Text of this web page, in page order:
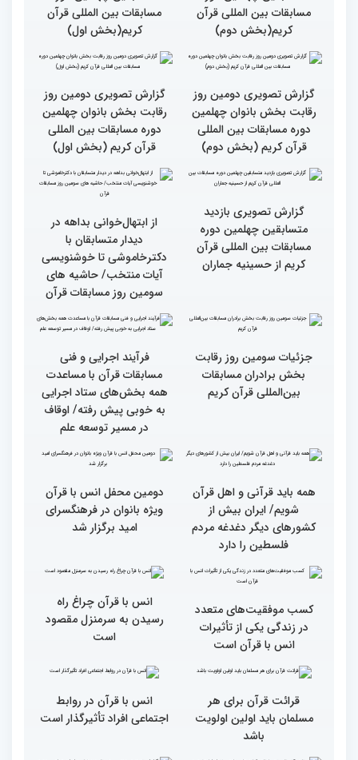
صمیمی رئیس سازمان اوقاف
خواهران و برادران،
متسابقین چهلمین دوره
مسابقات بین المللی قرآن
کریم(بخش دوم)
صمیمی رئیس سازمان اوقاف
خواهران و برادران،
متسابقین چهلمین دوره
مسابقات بین المللی قرآن
کریم(بخش اول)
گزارش تصویری دومین روز
رقابت بخش بانوان چهلمین
دوره مسابقات بین المللی
قرآن کریم (بخش دوم)
گزارش تصویری دومین روز
رقابت بخش بانوان چهلمین
دوره مسابقات بین المللی
قرآن کریم (بخش اول)
گزارش تصویری بازدید
متسابقین چهلمین دوره
مسابقات بین المللی قرآن
کریم از حسینیه جماران
دیدار متسابقان با
دکترخاموشی تا خوشنویسی
آیات منتخب/ حاشیه های
سومین روز مسابقات قرآن
بخش برادران مسابقات
بین‌المللی قرآن کریم
مسابقات قرآن با مساعدت
همه بخش‌های ستاد اجرایی
به خوبی پیش رفته/ اوقاف
همه باید قرآنی و اهل قرآن
شویم/ ایران بیش از
کشورهای دیگر دغدغه مردم
فلسطین را دارد
دومین محفل انس با قرآن
ویژه بانوان در فرهنگسرای
کسب موفقیت‌های متعدد
در زندگی یکی از تأثیرات
انس با قرآن چراغ راه